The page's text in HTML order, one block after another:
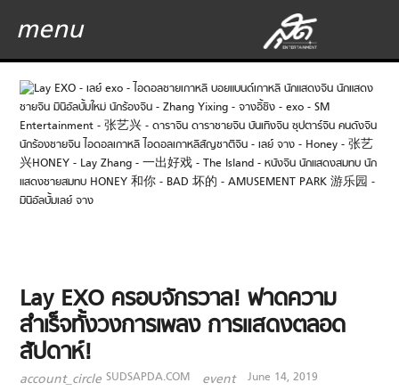
menu
Lay EXO ครอบจักรวาล! ฟาดความ
สำเร็จทั้งวงการเพลง การแสดงตลอด
สัปดาห์!
account_circle SUDSAPDA.COM event June 14, 2019